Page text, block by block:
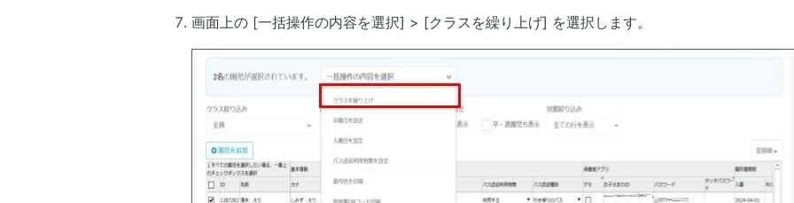
画面上の [一括操作の内容を選択] > [クラスを繰り上げ] を選択します。